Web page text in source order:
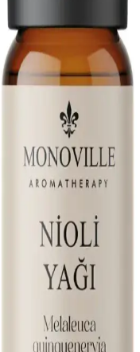
yorumları
Markaları ve
tercih edilen en iyi
ve etik kaynak
katkı sağlayın.
Yağlarının
Özellikleri ve
kullanıcı yorumlarıyla
uygun, öğrenin.
ve EVVAHE
Özellikler ve
Nioli ve EVVAHE
ve kullanıcı
doğal uçucu yağı